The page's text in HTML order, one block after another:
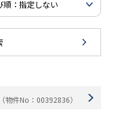
（物件No：00392836）